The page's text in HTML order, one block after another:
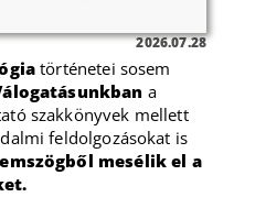
2026.07.28
történetei sosem
a
szakkönyvek mellett
feldolgozásokat is
mesélik el a